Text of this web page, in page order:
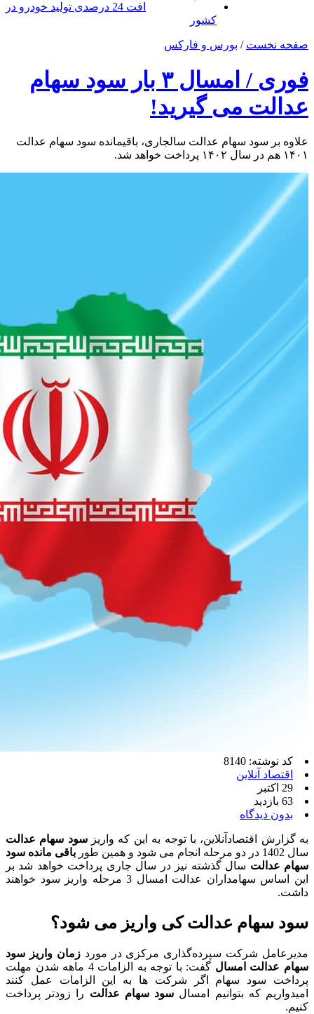
افت 24 درصدی تولید خودرو در
کشور
صفحه نخست / بورس و فارکس
فوری / امسال ۳ بار سود سهام
عدالت می گیرید!
علاوه بر سود سهام عدالت سالجاری، باقیمانده سود سهام عدالت
۱۴۰۱ هم در سال ۱۴۰۲ پرداخت خواهد شد.
کد نوشته: 8140
اقتصاد آنلاین
29 اکتبر
63 بازدید
بدون دیدگاه
به گزارش اقتصادآنلاین، با توجه به این که واریزسود سهام عدالت
سال 1402 در دو مرحله انجام می شود و همین طور
باقی مانده سود
سهام عدالت سال گذشته نیز در سال جاری پرداخت خواهد شد بر
این اساس سهامداران عدالت امسال 3 مرحله واریز سود خواهند
داشت.
سود سهام عدالت کی واریز می شود؟
مدیرعامل شرکت سپرده‌گذاری مرکزی در موردزمان واریز سود
سهام عدالت امسال
گفت: با توجه به الزامات 4 ماهه شدن مهلت
پرداخت سود سهام اگر شرکت ها به این الزامات عمل کنند
امیدواریم که بتوانیم امسال سود سهام عدالت را زودتر پرداخت
کنیم.